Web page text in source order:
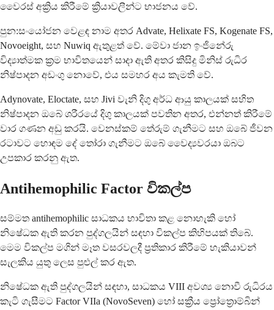
වෛරස් අක්‍රිය කිරීමේ ක්‍රියාවලීන්ට භාජනය වේ.
පුන:සංයෝජන වෙළඳ නාම අතර Advate, Helixate FS, Kogenate FS,
Novoeight, සහ Nuwiq ඇතුළත් වේ. මේවා ජාන ඉංජිනේරු
විද්‍යාත්මක ක්‍රම භාවිතයෙන් සාදා ඇති අතර කිසිදු මිනිස් රුධිර
නිෂ්පාදන අඩංගු නොවේ, එය සමහර අය කැමති වේ.
Adynovate, Eloctate, සහ Jivi වැනි දිගු අර්ධ ආයු කාලයක් සහිත
නිෂ්පාදන ඔබේ ශරීරයේ දිගු කාලයක් පවතින අතර, එන්නත් කිරීමේ
වාර ගණන අඩු කරයි. වෙනස්කම් තේරුම් ගැනීමට සහ ඔබේ ජීවන
රටාවට හොඳම දේ තෝරා ගැනීමට ඔබේ වෛද්‍යවරයා ඔබට
උපකාර කරනු ඇත.
Antihemophilic Factor විකල්ප
සම්මත antihemophilic සාධකය භාවිතා කළ නොහැකි හෝ
නිෂේධක ඇති කරන පුද්ගලයින් සඳහා විකල්ප කිහිපයක් තිබේ.
මෙම විකල්ප මගින් මෑත වසරවලදී ප්‍රතිකාර කිරීමේ හැකියාවන්
සැලකිය යුතු ලෙස පුළුල් කර ඇත.
නිෂේධක ඇති පුද්ගලයින් සඳහා, සාධකය VIII අවශ්‍ය නොවී රුධිරය
කැටි ගැසීමට Factor VIIa (NovoSeven) හෝ සක්‍රීය ප්‍රෝත්‍රොම්බින්